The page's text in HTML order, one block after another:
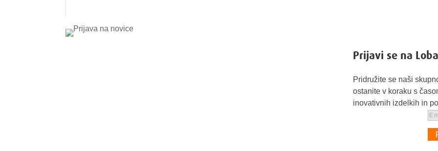
Prijavi se na
Pridružite se naši
ostanite v koraku s
inovativnih izdelkih in